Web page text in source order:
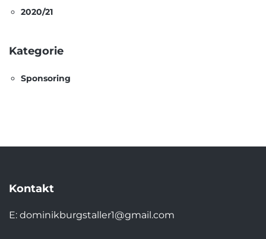
2020/21
Kategorie
Sponsoring
Kontakt
E: dominikburgstaller1@gmail.com